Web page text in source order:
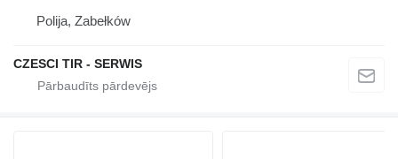
Polija, Zabełków
CZESCI TIR - SERWIS